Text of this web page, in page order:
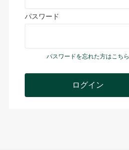
パスワード
パスワードを忘れた方はこちら
ログイン